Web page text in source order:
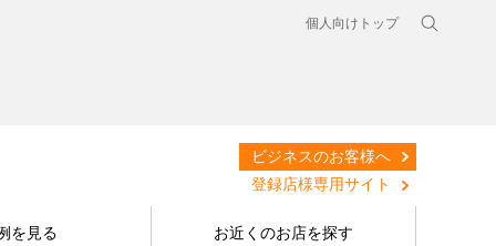
個人向けトップ
ビジネスのお客様へ
登録店様専用サイト
を見る お近くのお店を探す